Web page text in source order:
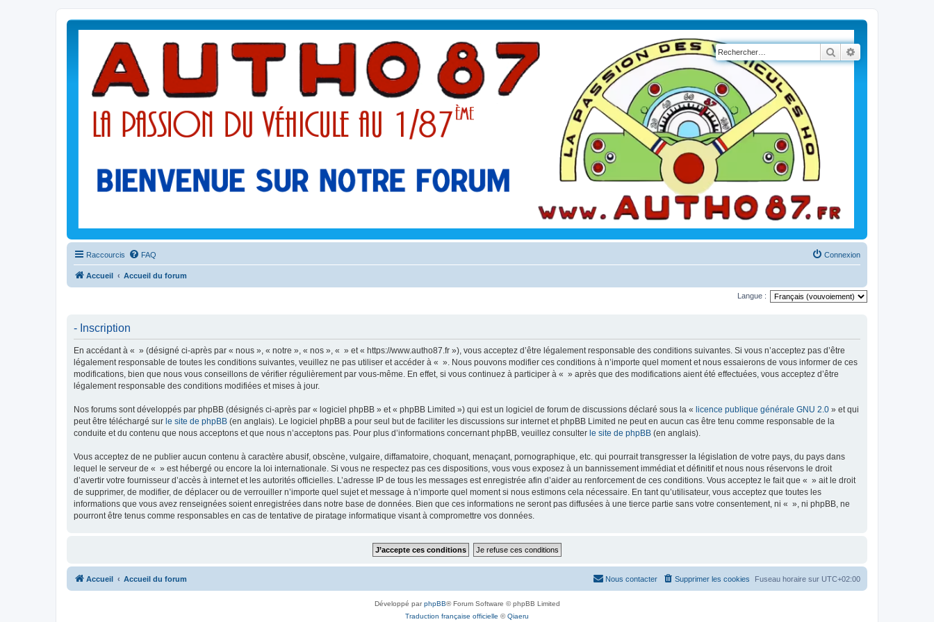
Rechercher
Raccourcis FAQ Connexion
Accueil Accueil du forum
Langue :
- Inscription
En accédant à « » (désigné ci-après par « nous », « notre », « nos », « » et « https://www.autho87.fr »), vous acceptez d’être légalement responsable des conditions suivantes. Si vous n’acceptez pas d’être
légalement responsable de toutes les conditions suivantes, veuillez ne pas utiliser et accéder à « ». Nous pouvons modifier ces conditions à n’importe quel moment et nous essaierons de vous informer de ces
modifications, bien que nous vous conseillons de vérifier régulièrement par vous-même. En effet, si vous continuez à participer à « » après que des modifications aient été effectuées, vous acceptez d’être
légalement responsable des conditions modifiées et mises à jour.
Nos forums sont développés par phpBB (désignés ci-après par « logiciel phpBB » et « phpBB Limited ») qui est un logiciel de forum de discussions déclaré sous la « licence publique générale GNU 2.0 » et qui
peut être téléchargé sur le site de phpBB (en anglais). Le logiciel phpBB a pour seul but de faciliter les discussions sur internet et phpBB Limited ne peut en aucun cas être tenu comme responsable de la
conduite et du contenu que nous acceptons et que nous n’acceptons pas. Pour plus d’informations concernant phpBB, veuillez consulter le site de phpBB (en anglais).
Vous acceptez de ne publier aucun contenu à caractère abusif, obscène, vulgaire, diffamatoire, choquant, menaçant, pornographique, etc. qui pourrait transgresser la législation de votre pays, du pays dans
lequel le serveur de « » est hébergé ou encore la loi internationale. Si vous ne respectez pas ces dispositions, vous vous exposez à un bannissement immédiat et définitif et nous nous réservons le droit
d’avertir votre fournisseur d’accès à internet et les autorités officielles. L’adresse IP de tous les messages est enregistrée afin d’aider au renforcement de ces conditions. Vous acceptez le fait que « » ait le droit
de supprimer, de modifier, de déplacer ou de verrouiller n’importe quel sujet et message à n’importe quel moment si nous estimons cela nécessaire. En tant qu’utilisateur, vous acceptez que toutes les
informations que vous avez renseignées soient enregistrées dans notre base de données. Bien que ces informations ne seront pas diffusées à une tierce partie sans votre consentement, ni « », ni phpBB, ne
pourront être tenus comme responsables en cas de tentative de piratage informatique visant à compromettre vos données.
Accueil Accueil du forum Fuseau horaire sur UTC+02:00
Supprimer les cookies
Nous contacter
Développé parphpBB® Forum Software © phpBB Limited
Traduction française officielle ©Qiaeru